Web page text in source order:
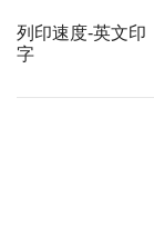
列印速度-英文印
字